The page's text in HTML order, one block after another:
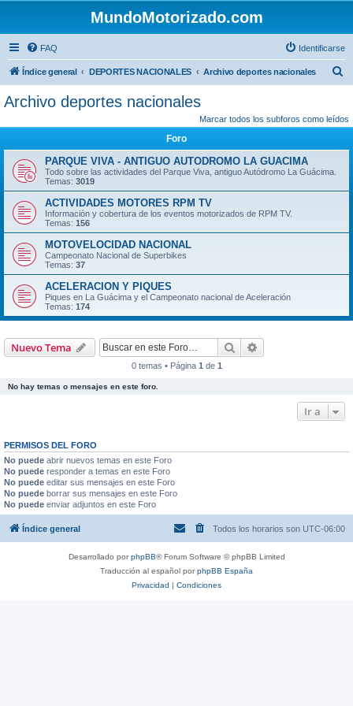
MundoMotorizado.com
FAQ Identificarse
Índice general DEPORTES NACIONALES Archivo deportes nacionales
c
Archivo deportes nacionales
Marcar todos los subforos como leídos
Foro
PARQUE VIVA - ANTIGUO AUTODROMO LA GUACIMA
Todo sobre las actividades del Parque Viva, antiguo Autódromo La Guácima.
Temas: 3019
ACTIVIDADES MOTORES RPM TV
Información y cobertura de los eventos motorizados de RPM TV.
Temas: 156
MOTOVELOCIDAD NACIONAL
Campeonato Nacional de Superbikes
Temas: 37
ACELERACION Y PIQUES
Piques en La Guácima y el Campeonato nacional de Aceleración
Temas: 174
Nuevo Tema Buscar
0 temas • Página 1 de 1
No hay temas o mensajes en este foro.
Ir a
PERMISOS DEL FORO
No puede abrir nuevos temas en este Foro
No puede responder a temas en este Foro
No puede editar sus mensajes en este Foro
No puede borrar sus mensajes en este Foro
No puede enviar adjuntos en este Foro
Índice general Todos los horarios son UTC-06:00
Desarrollado porphpBB® Forum Software © phpBB Limited
Traducción al español porphpBB España
Privacidad | Condiciones